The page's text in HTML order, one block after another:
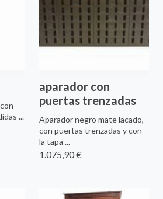
...
aparador con
puertas trenzadas
Aparador negro mate lacado,
con puertas trenzadas y con
la tapa ...
1.075,90 €